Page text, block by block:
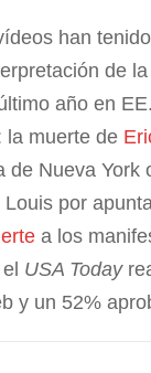
han
de
año en
la muerte de
de Nueva York
por
a los
USA Today
y un 52%